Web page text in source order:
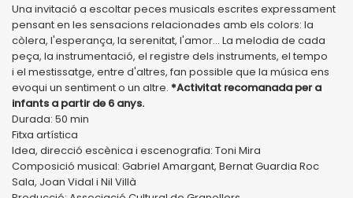
Una invitació a escoltar peces musicals escrites expressament
pensant en les sensacions relacionades amb els colors: la
còlera, l'esperança, la serenitat, l'amor... La melodia de cada
peça, la instrumentació, el registre dels instruments, el tempo
i el mestissatge, entre d'altres, fan possible que la música ens
evoqui un sentiment o un altre. *Activitat recomanada per a
infants a partir de 6 anys.
Durada: 50 min
Fitxa artística
Idea, direcció escènica i escenografia: Toni Mira
Composició musical: Gabriel Amargant, Bernat Guardia Roc
Sala, Joan Vidal i Nil Villà